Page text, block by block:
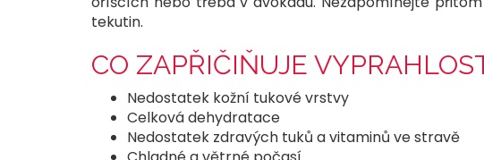
tekutin.
CO ZAPŘIČIŇUJE
Nedostatek kožní tukové vrstvy
Celková dehydratace
Nedostatek zdravých tuků a vitaminů ve stravě